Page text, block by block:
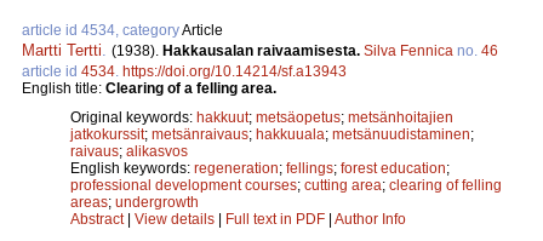
article id 4534, categoryArticle
Martti Tertti (1938). Hakkausalan raivaamisesta. Silva Fennica no. 46
article id 4534 https://doi.org/10.14214/sf.a13943
English title: Clearing of a felling area.
Original keywords: hakkuut; metsäopetus; metsänhoitajien
jatkokurssit; metsänraivaus; hakkuuala; metsänuudistaminen;
raivaus; alikasvos
English keywords: regeneration; fellings; forest education;
professional development courses; cutting area; clearing of felling
areas; undergrowth
Abstract| View details | Full text in PDF | Author Info